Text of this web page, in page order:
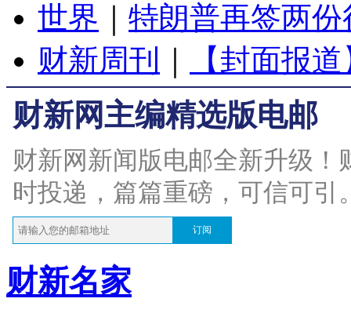
世界
特朗普再签两
财新周刊
【封面报
财新网主编精选版电邮
财新网新闻版电邮全新升级
时投递，篇篇重磅，可信可引
订阅
财新名家